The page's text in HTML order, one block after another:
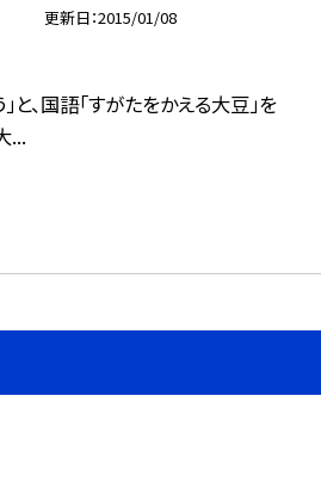
更新日 2015/01/08
と、国語「すがたをかえる大豆」を
...